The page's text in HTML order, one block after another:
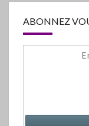
ABONNEZ